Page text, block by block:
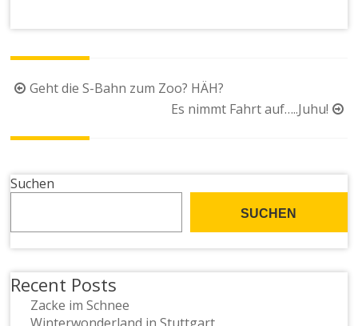
Beitragsnavigation
Geht die S-Bahn zum Zoo? HÄH?
Es nimmt Fahrt auf…..Juhu!
Suchen
SUCHEN
Recent Posts
Zacke im Schnee